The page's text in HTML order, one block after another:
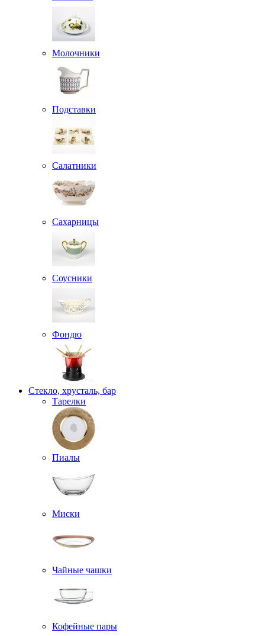
Молочники
Подставки
Салатники
Сахарницы
Соусники
Фондю
Стекло, хрусталь, бар
Тарелки
Пиалы
Миски
Чайные чашки
Кофейные пары